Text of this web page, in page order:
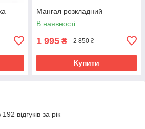
Мангал розкладний
В наявності
1 995 ₴ 2 850 ₴
Купити
відгуків за рік